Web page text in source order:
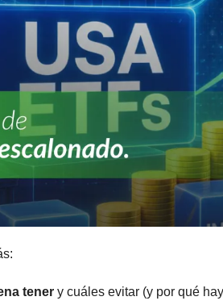
tener y cuáles evitar (y por qué